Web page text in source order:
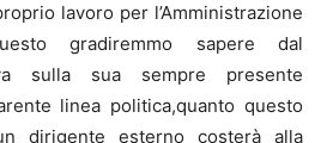
lavoro per l’Amministrazione
gradiremmo sapere dal
sulla sua sempre presente
linea politica,quanto questo
dirigente esterno costerà alla